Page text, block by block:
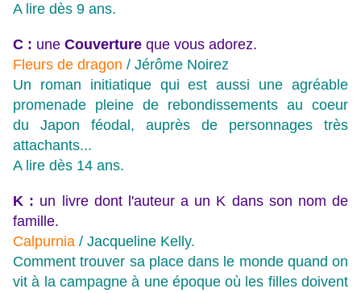
A lire dès 9 ans.
C : une Couverture que vous adorez.
Fleurs de dragon / Jérôme Noirez
Un roman initiatique qui est aussi une agréable
promenade pleine de rebondissements au coeur
du Japon féodal, auprès de personnages très
attachants...
A lire dès 14 ans.
K : un livre dont l'auteur a un K dans son nom de
famille.
Calpurnia / Jacqueline Kelly.
Comment trouver sa place dans le monde quand on
vit à la campagne à une époque où les filles doivent